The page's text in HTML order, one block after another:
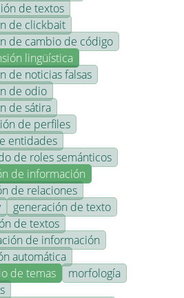
de textos
de clickbait
de cambio de código
lingüística
de noticias falsas
de odio
de sátira
de perfiles
entidades
de roles semánticos
de información
de relaciones
generación de texto
de textos
de información
automática
de temas
morfología